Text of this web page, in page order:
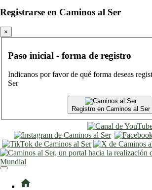
Registrarse en Caminos al Ser
×
Paso inicial - forma de registro
Indicanos por favor de qué forma deseas
Ser
Registro en Caminos al Ser
home